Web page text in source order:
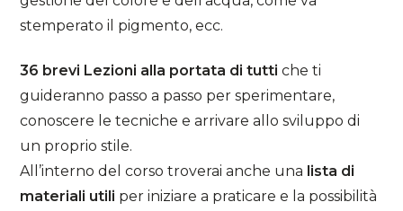
stemperato il pigmento, ecc.
36 brevi Lezioni alla portata di tutti che ti
guideranno passo a passo per sperimentare,
conoscere le tecniche e arrivare allo sviluppo di
un proprio stile.
All’interno del corso troverai anche una lista di
materiali utili per iniziare a praticare e la possibilità